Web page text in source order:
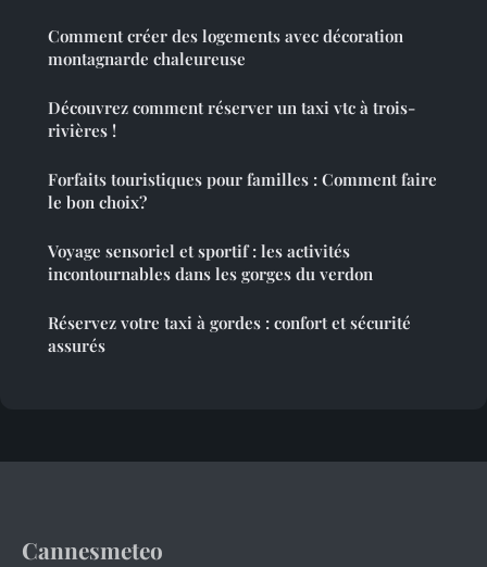
Comment créer des logements avec décoration
montagnarde chaleureuse
Découvrez comment réserver un taxi vtc à trois-
rivières !
Forfaits touristiques pour familles : Comment faire
le bon choix?
Voyage sensoriel et sportif : les activités
incontournables dans les gorges du verdon
Réservez votre taxi à gordes : confort et sécurité
assurés
Cannesmeteo